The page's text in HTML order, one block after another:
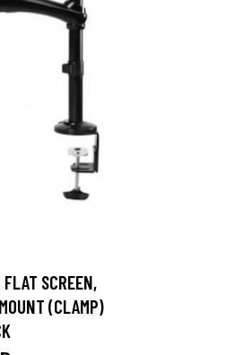
SCREEN,
(CLAMP)